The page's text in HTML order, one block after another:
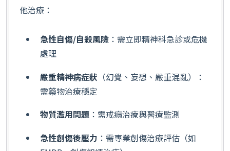
他治療：
急性自傷/自殺風險 ：需立即精神科急診或危機
處理
嚴重精神病症狀 （幻覺、妄想、嚴重混亂）：
需藥物治療穩定
物質濫用問題 ：需戒癮治療與醫療監測
急性創傷後壓力 ：需專業創傷治療評估（如